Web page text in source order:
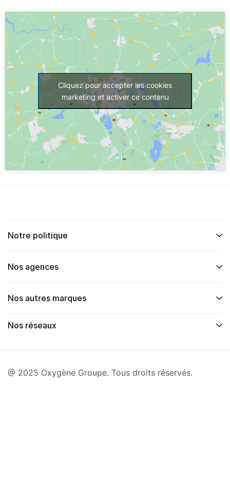
Cliquez pour accepter les cookies
marketing et activer ce contenu
Notre politique
Nos agences
Nos autres marques
Nos réseaux
@ 2025 Oxygène Groupe. Tous droits réservés.